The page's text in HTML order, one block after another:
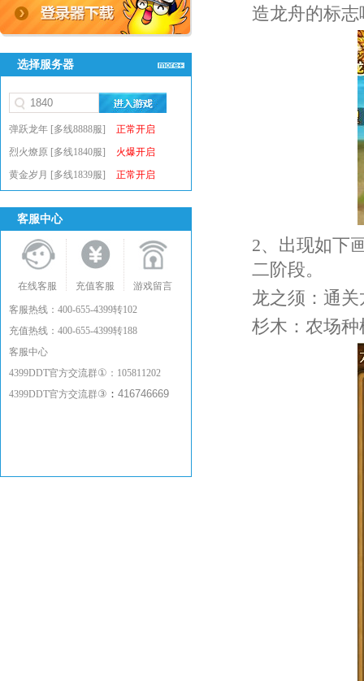
选择服务器
弹跃龙年 [多线8888服]
正常开启
烈火燎原 [多线1840服]
火爆开启
黄金岁月 [多线1839服]
正常开启
客服中心
在线客服 充值客服 游戏留言
客服热线：400-655-4399转102
充值热线：400-655-4399转188
客服中心
4399DDT官方交流群① ： 105811202
4399DDT官方交流群③ ： 416746669
造龙舟的标
2、出现如下
二阶段。
龙之须：通
杉木：农场